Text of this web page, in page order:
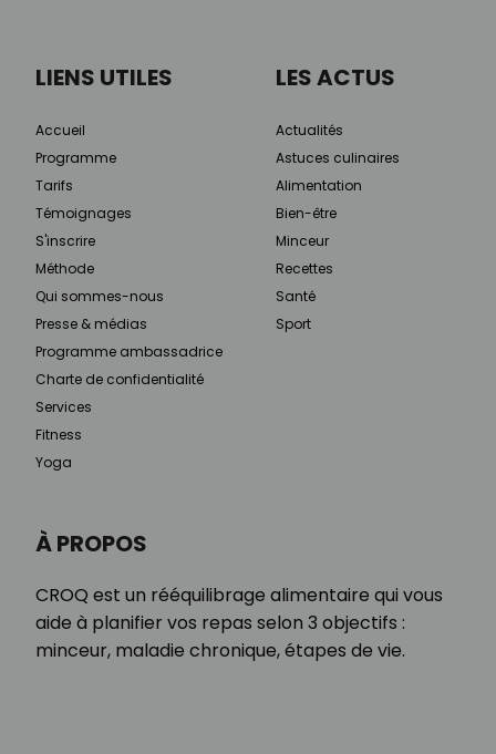
À PROPOS
CROQ est un rééquilibrage alimentaire qui vous
aide à planifier vos repas selon 3 objectifs :
minceur, maladie chronique, étapes de vie.
LIENS UTILES
Accueil
Programme
Tarifs
Témoignages
S'inscrire
Méthode
Qui sommes-nous
Presse & médias
Programme ambassadrice
Charte de confidentialité
Services
Fitness
Yoga
LES ACTUS
Actualités
Astuces culinaires
Alimentation
Bien-être
Minceur
Recettes
Santé
Sport